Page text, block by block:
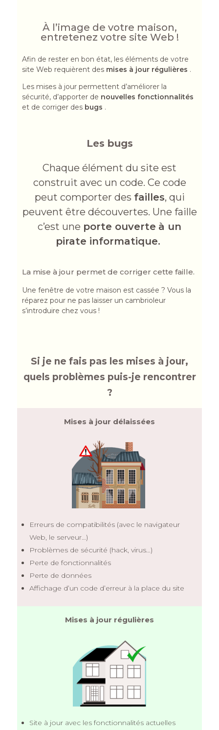
À l’image de votre maison,
entretenez votre site Web !
Afin de rester en bon état, les éléments de votre
site Web requièrent des mises à jour régulières .
Les mises à jour permettent d’améliorer la
sécurité, d’apporter de nouvelles fonctionnalités
et de corriger des bugs .
Les bugs
Chaque élément du site est
construit avec un code. Ce code
peut comporter des failles, qui
peuvent être découvertes. Une faille
c’est une porte ouverte à un
pirate informatique.
La mise à jour permet de corriger cette faille.
Une fenêtre de votre maison est cassée ? Vous la
réparez pour ne pas laisser un cambrioleur
s’introduire chez vous !
Si je ne fais pas les mises à jour,
quels problèmes puis-je rencontrer
?
Mises à jour délaissées
Erreurs de compatibilités (avec le navigateur
Web, le serveur…)
Problèmes de sécurité (hack, virus…)
Perte de fonctionnalités
Perte de données
Affichage d’un code d’erreur à la place du site
Mises à jour régulières
Site à jour avec les fonctionnalités actuelles